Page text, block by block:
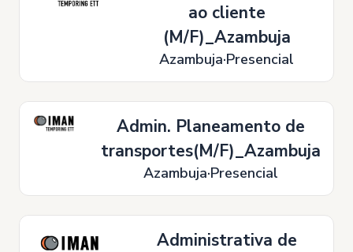
ao cliente
(M/F)_Azambuja
Azambuja Presencial
Admin. Planeamento de
transportes(M/F)_Azambuja
Azambuja Presencial
Administrativa de